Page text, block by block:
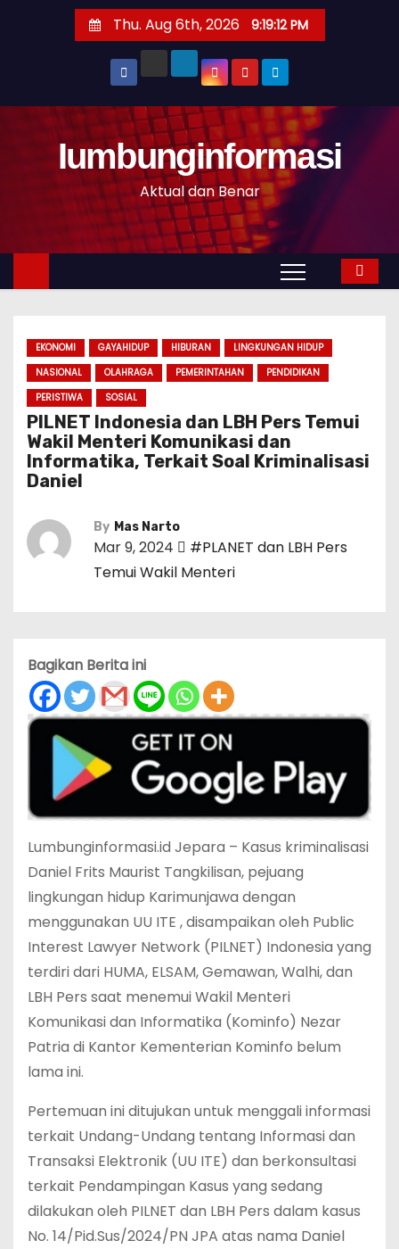
t
n
Thu. Aug 6th, 2026 9:19:13 PM
Iumbunginformasi
Aktual dan Benar
EKONOMI GAYAHIDUP HIBURAN
LINGKUNGAN HIDUP
NASIONAL
OLAHRAGA PEMERINTAHAN
PENDIDIKAN
PERISTIWA
SOSIAL
PILNET Indonesia dan LBH Pers Temui
Wakil Menteri Komunikasi dan
Informatika, Terkait Soal Kriminalisasi
Daniel
By Mas Narto
Mar 9, 2024
#PLANET dan LBH Pers
Temui Wakil Menteri
Bagikan Berita ini
Lumbunginformasi.id Jepara – Kasus kriminalisasi
Daniel Frits Maurist Tangkilisan, pejuang
lingkungan hidup Karimunjawa dengan
menggunakan UU ITE , disampaikan oleh Public
Interest Lawyer Network (PILNET) Indonesia yang
terdiri dari HUMA, ELSAM, Gemawan, Walhi, dan
LBH Pers saat menemui Wakil Menteri
Komunikasi dan Informatika (Kominfo) Nezar
Patria di Kantor Kementerian Kominfo belum
lama ini.
Pertemuan ini ditujukan untuk menggali informasi
terkait Undang-Undang tentang Informasi dan
Transaksi Elektronik (UU ITE) dan berkonsultasi
terkait Pendampingan Kasus yang sedang
dilakukan oleh PILNET dan LBH Pers dalam kasus
No. 14/Pid.Sus/2024/PN JPA atas nama Daniel